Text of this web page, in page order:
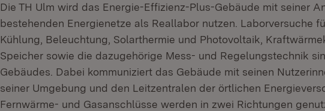
Die TH Ulm wird das Energie-Effizienz-Plus-Gebäude mit seiner
bestehenden Energienetze als Reallabor nutzen. Laborversuche
Kühlung, Beleuchtung, Solarthermie und Photovoltaik,
Speicher sowie die dazugehörige Mess- und Regelungstechnik
Gebäudes. Dabei kommuniziert das Gebäude mit seinen
seiner Umgebung und den Leitzentralen der örtlichen
Fernwärme- und Gasanschlüsse werden in zwei Richtungen